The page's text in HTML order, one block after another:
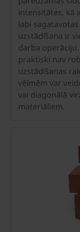
intensitātes, kā
labi
uzstādīšana ir
darba
praktiski nav
uzstādīšanas
vēlmēm var
vai diagonālā
materiāliem.